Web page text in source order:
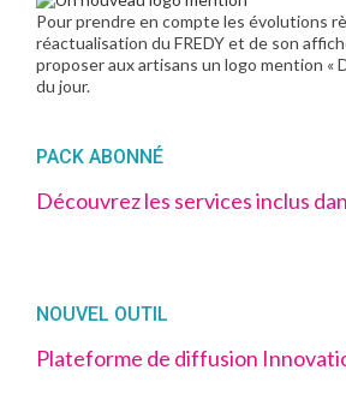
Pour prendre en compte les évolutions
réactualisation du FREDY et de son
proposer aux artisans un logo mention «
du jour.
PACK ABONNÉ
Découvrez les services inclus
NOUVEL OUTIL
Plateforme de diffusion